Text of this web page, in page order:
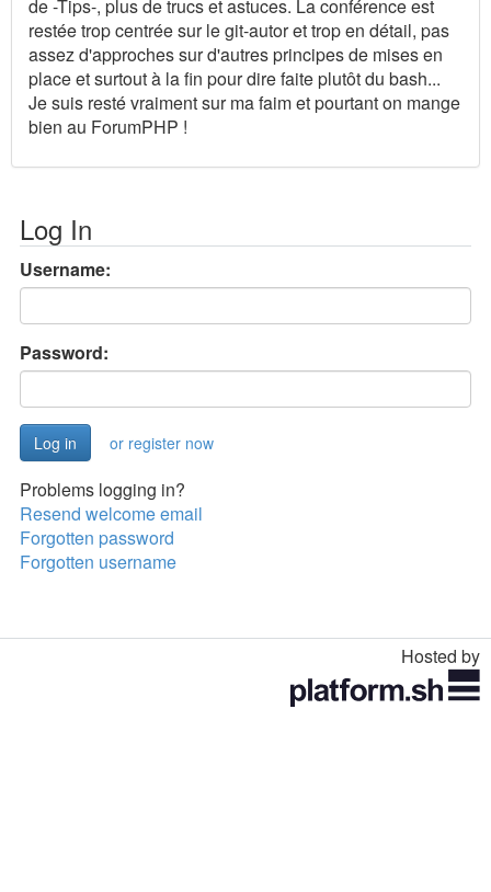
de -Tips-, plus de trucs et astuces. La conférence est
restée trop centrée sur le git-autor et trop en détail, pas
assez d'approches sur d'autres principes de mises en
place et surtout à la fin pour dire faite plutôt du bash...
Je suis resté vraiment sur ma faim et pourtant on mange
bien au ForumPHP !
Log In
Username:
Password:
or register now
Problems logging in?
Resend welcome email
Forgotten password
Forgotten username
Hosted by